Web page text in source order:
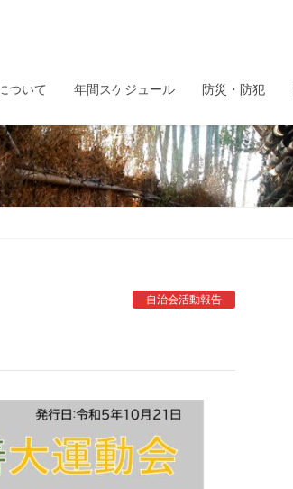
ついて 年間スケジュール 防災・防犯
自治会活動報告